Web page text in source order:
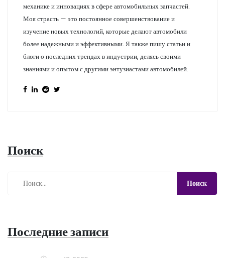
механике и инновациях в сфере автомобильных запчастей.
Моя страсть — это постоянное совершенствование и
изучение новых технологий, которые делают автомобили
более надежными и эффективными. Я также пишу статьи и
блоги о последних трендах в индустрии, делясь своими
знаниями и опытом с другими энтузиастами автомобилей.
Поиск
Последние записи